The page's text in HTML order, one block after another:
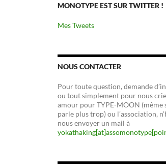
MONOTYPE EST SUR TWITTER !
Mes Tweets
NOUS CONTACTER
Pour toute question, demande
ou tout simplement pour nous
amour pour TYPE-MOON (même
parle plus trop) ou l’association,
nous envoyer un mail à